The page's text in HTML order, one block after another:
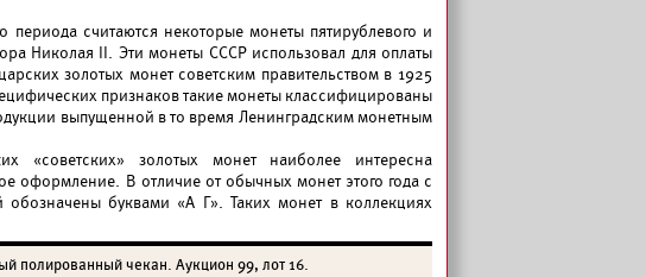
считаются некоторые монеты пятирублевого и
Николая II. Эти монеты СССР использовал для оплаты
золотых монет советским правительством в 1925
признаков такие монеты классифицированы
выпущенной в то время Ленинградским монетным
«советских» золотых монет наиболее интересна
оформление. В отличие от обычных монет этого года с
буквами «А Г». Таких монет в коллекциях
полированный чекан. Аукцион 99, лот 16.